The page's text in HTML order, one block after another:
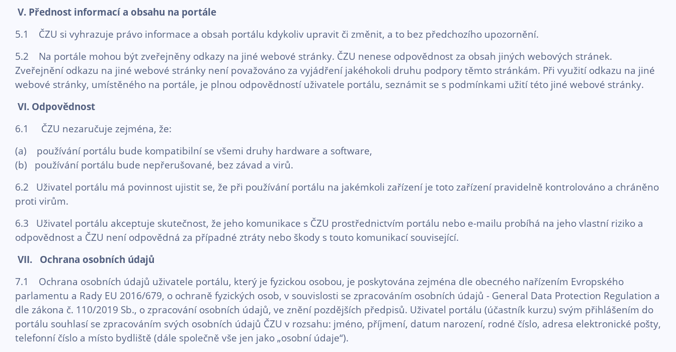
V. Přednost informací a obsahu na portále
5.1 ČZU si vyhrazuje právo informace a obsah portálu kdykoliv upravit či změnit, a to bez předchozího upozornění.
5.2 Na portále mohou být zveřejněny odkazy na jiné webové stránky. ČZU nenese odpovědnost za obsah jiných webových stránek.
Zveřejnění odkazu na jiné webové stránky není považováno za vyjádření jakéhokoli druhu podpory těmto stránkám. Při využití odkazu na jiné
webové stránky, umístěného na portále, je plnou odpovědností uživatele portálu, seznámit se s podmínkami užití této jiné webové stránky.
VI. Odpovědnost
6.1 ČZU nezaručuje zejména, že:
(a) používání portálu bude kompatibilní se všemi druhy hardware a software,
(b) používání portálu bude nepřerušované, bez závad a virů.
6.2 Uživatel portálu má povinnost ujistit se, že při používání portálu na jakémkoli zařízení je toto zařízení pravidelně kontrolováno a chráněno
proti virům.
6.3 Uživatel portálu akceptuje skutečnost, že jeho komunikace s ČZU prostřednictvím portálu nebo e-mailu probíhá na jeho vlastní riziko a
odpovědnost a ČZU není odpovědná za případné ztráty nebo škody s touto komunikací související.
VII. Ochrana osobních údajů
7.1 Ochrana osobních údajů uživatele portálu, který je fyzickou osobou, je poskytována zejména dle obecného nařízením Evropského
parlamentu a Rady EU 2016/679, o ochraně fyzických osob, v souvislosti se zpracováním osobních údajů - General Data Protection Regulation a
dle zákona č. 110/2019 Sb., o zpracování osobních údajů, ve znění pozdějších předpisů. Uživatel portálu (účastník kurzu) svým přihlášením do
portálu souhlasí se zpracováním svých osobních údajů ČZU v rozsahu: jméno, příjmení, datum narození, rodné číslo, adresa elektronické pošty,
telefonní číslo a místo bydliště (dále společně vše jen jako „osobní údaje“).